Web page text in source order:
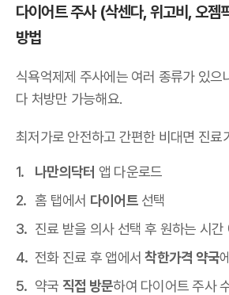
다이어트 주사 (삭센다, 위고비, 오젬
방법
식욕억제제 주사에는 여러 종류가 있으
다 처방만 가능해요.
최저가로 안전하고 간편한 비대면 진료
나만의닥터 앱 다운로드
홈 탭에서 다이어트선택
진료 받을 의사 선택 후 원하는 시간
전화 진료 후 앱에서착한가격 약국
약국 직접 방문하여 다이어트 주사